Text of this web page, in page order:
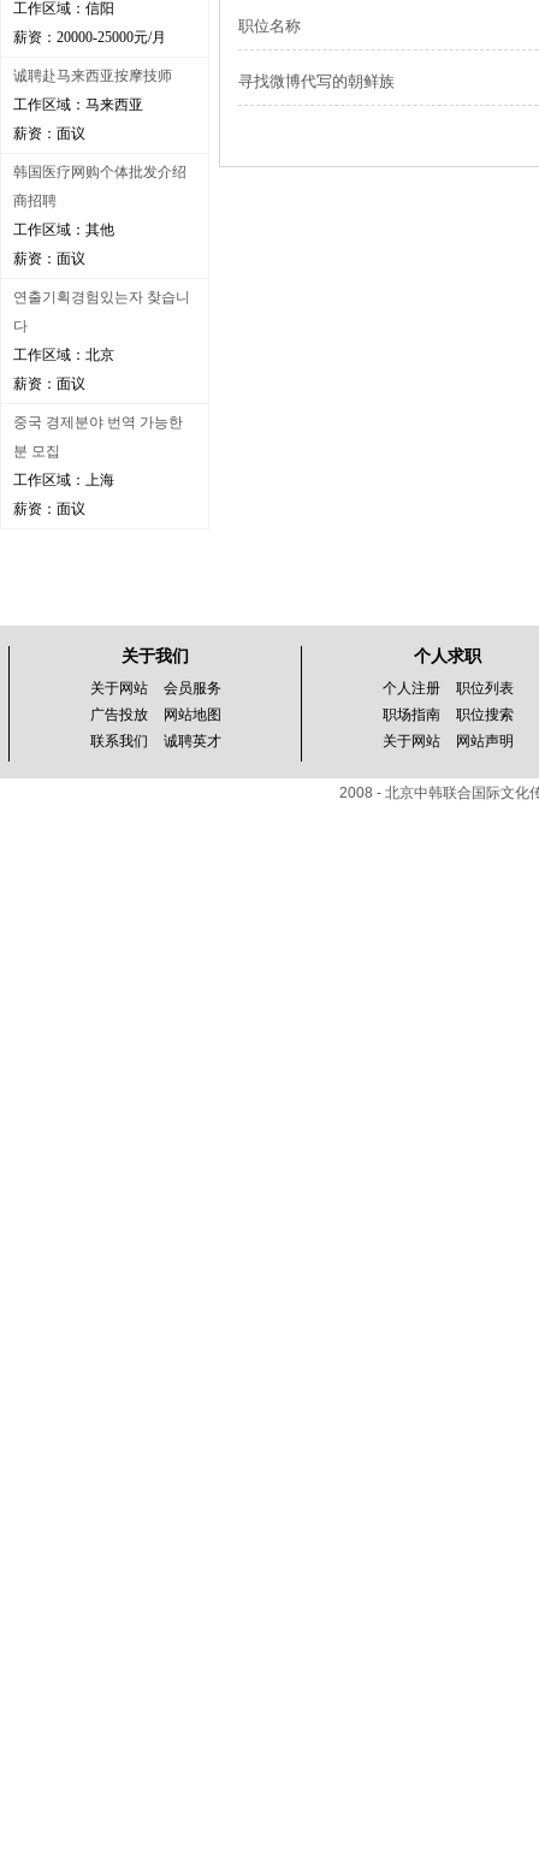
工作区域：信阳
薪资：20000-25000元/月
诚聘赴马来西亚按摩技师
工作区域：马来西亚
薪资：面议
韩国医疗网购个体批发介绍
商招聘
工作区域：其他
薪资：面议
연출기획경험있는자 찾습니
다
工作区域：北京
薪资：面议
중국 경제분야 번역 가능한
분 모집
工作区域：上海
薪资：面议
职位名称
寻找微博代写的朝鲜族
关于我们
关于网站
会员服务
广告投放
网站地图
联系我们
诚聘英才
个人求职
个人注册
职位列表
职场指南
职位搜索
关于网站
网站声明
2008 - 北京中韩联合国际文化